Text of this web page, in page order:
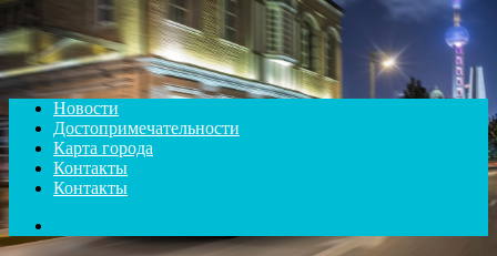
Новости
Достопримечательности
Карта города
Контакты
Контакты
for